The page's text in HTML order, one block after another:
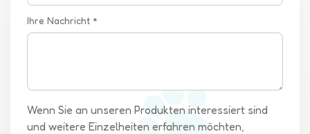
Ihre Nachricht *
Wenn Sie an unseren Produkten interessiert sind
und weitere Einzelheiten erfahren möchten,